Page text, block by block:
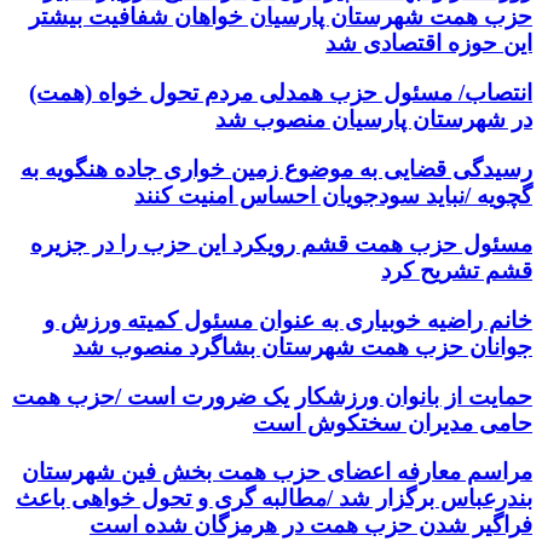
حزب همت شهرستان پارسیان خواهان شفافیت بیشتر
این حوزه اقتصادی شد
انتصاب/ مسئول حزب همدلی مردم تحول خواه (همت)
در شهرستان پارسیان منصوب شد
رسیدگی قضایی به موضوع زمین خواری جاده هنگویه به
گچویه /نباید سودجویان احساس امنیت کنند
مسئول حزب همت قشم رویکرد این حزب را در جزیره
قشم تشریح کرد
خانم راضیه خوبیاری به عنوان مسئول کمیته ورزش و
جوانان حزب همت شهرستان بشاگرد منصوب شد
حمایت از بانوان ورزشکار یک ضرورت است /حزب همت
حامی مدیران سختکوش است
مراسم معارفه اعضای حزب همت بخش فین شهرستان
بندرعباس برگزار شد /مطالبه گری و تحول خواهی باعث
فراگیر شدن حزب همت در هرمزگان شده است